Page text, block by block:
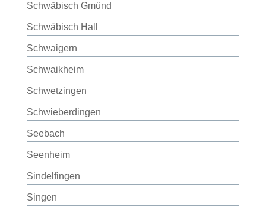
Schwäbisch Gmünd
Schwäbisch Hall
Schwaigern
Schwaikheim
Schwetzingen
Schwieberdingen
Seebach
Seenheim
Sindelfingen
Singen